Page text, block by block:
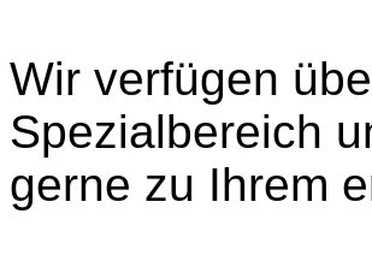
Wir verfügen
Spezialbereich
gerne zu Ihrem